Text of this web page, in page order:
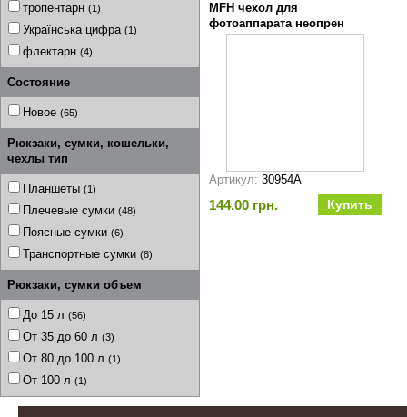
тропентарн (1)
Українська цифра (1)
флектарн (4)
Состояние
Новое (65)
Рюкзаки, сумки, кошельки,
чехлы тип
Планшеты (1)
Плечевые сумки (48)
Поясные сумки (6)
Транспортные сумки (8)
Рюкзаки, сумки объем
До 15 л (56)
От 35 до 60 л (3)
От 80 до 100 л (1)
От 100 л (1)
MFH чехол для
фотоаппарата неопрен
10,75x7,5x5 см black черный
Артикул: 30954A
144.00 грн.